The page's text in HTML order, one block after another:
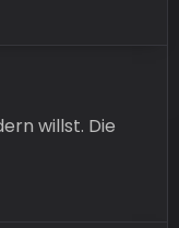
willst. Die